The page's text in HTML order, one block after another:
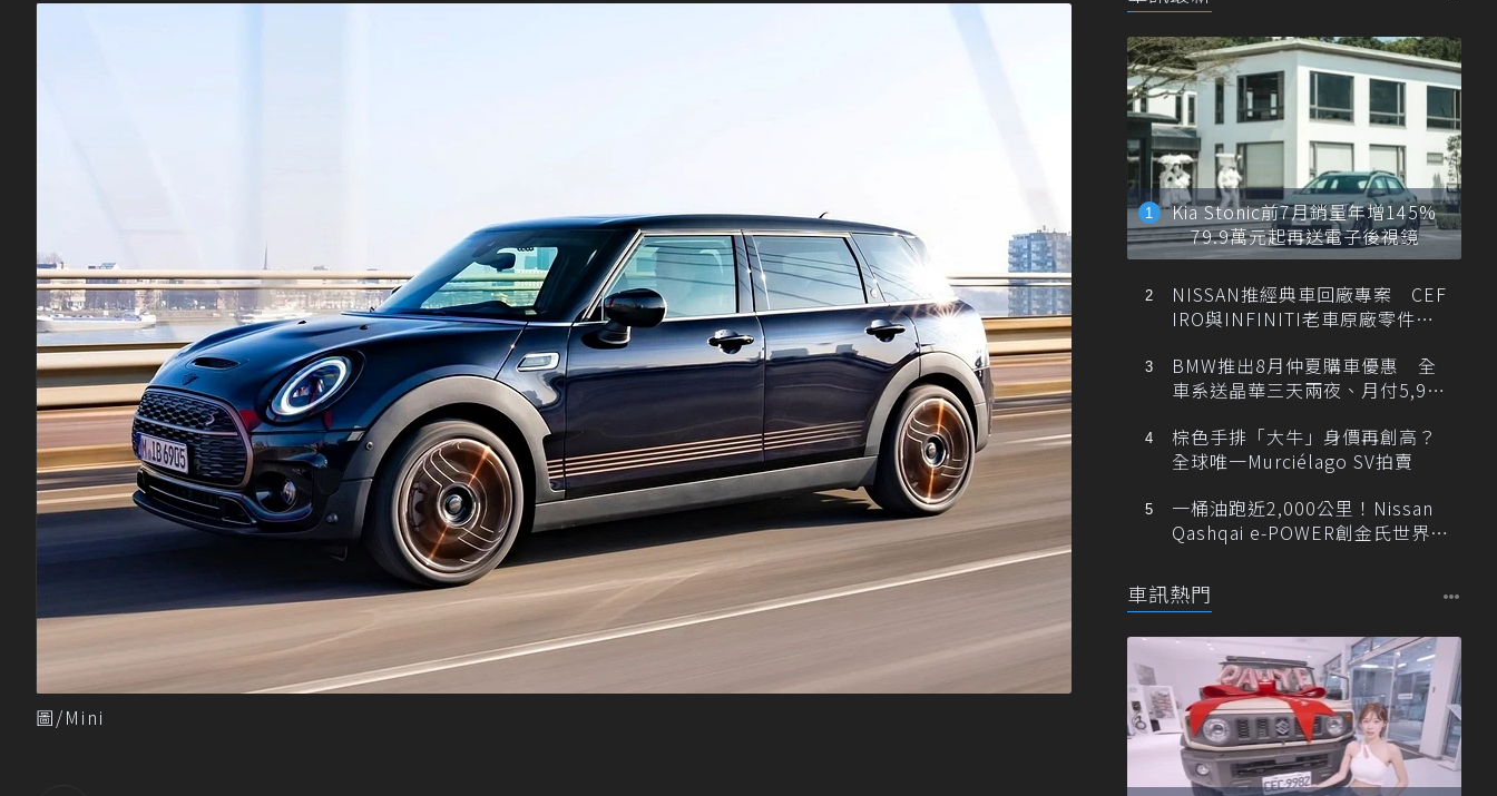
圖/Mini
Kia Stonic前7月銷量年增145%
79.9萬元起再送電子後視鏡
NISSAN推經典車回廠專案 CEF
IRO與INFINITI老車原廠零件最
BMW推出8月仲夏購車優惠 全
車系送晶華三天兩夜、月付5,900
棕色手排「大牛」身價再創高？
全球唯一Murciélago SV拍賣
一桶油跑近2,000公里！Nissan
Qashqai e-POWER創金氏世界紀
車訊熱門